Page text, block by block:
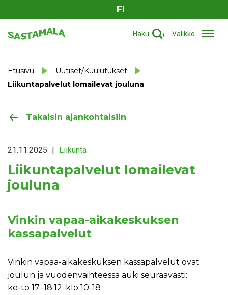
FI
Haku Valikko
Etusivu
Uutiset/Kuulutukset
Liikuntapalvelut lomailevat jouluna
Takaisin ajankohtaisiin
21.11.2025 | Liikunta
Liikuntapalvelut lomailevat
jouluna
Vinkin vapaa-aikakeskuksen
kassapalvelut
Vinkin vapaa-aikakeskuksen kassapalvelut ovat
joulun ja vuodenvaihteessa auki seuraavasti:
ke-to 17.-18.12. klo 10-18